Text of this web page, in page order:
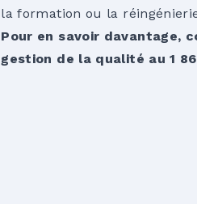
la formation ou la
Pour en savoir davantage,
gestion de la qualité au 1